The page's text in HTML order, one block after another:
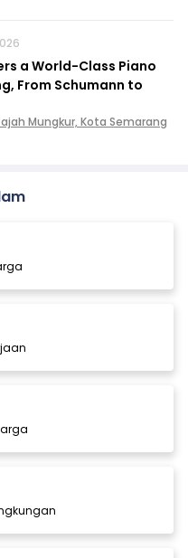
a World-Class Piano
From Schumann to
Mungkur, Kota Semarang